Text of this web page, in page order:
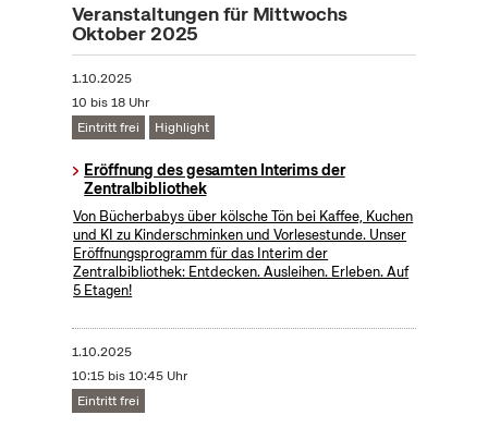
Veranstaltungen für Mittwochs
Oktober 2025
1.10.2025
10 bis 18 Uhr
Eintritt frei
Highlight
Eröffnung des gesamten Interims der
Zentralbibliothek
Von Bücherbabys über kölsche Tön bei Kaffee, Kuchen
und KI zu Kinderschminken und Vorlesestunde. Unser
Eröffnungsprogramm für das Interim der
Zentralbibliothek: Entdecken. Ausleihen. Erleben. Auf
5 Etagen!
1.10.2025
10:15 bis 10:45 Uhr
Eintritt frei